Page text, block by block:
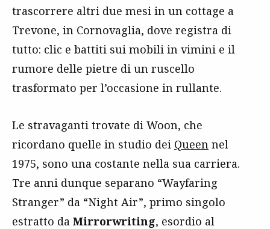
trascorrere altri due mesi in un cottage a
Trevone, in Cornovaglia, dove registra di
tutto: clic e battiti sui mobili in vimini e il
rumore delle pietre di un ruscello
trasformato per l’occasione in rullante.
Le stravaganti trovate di Woon, che
ricordano quelle in studio dei Queen nel
1975, sono una costante nella sua carriera.
Tre anni dunque separano “Wayfaring
Stranger” da “Night Air”, primo singolo
estratto da Mirrorwriting, esordio al